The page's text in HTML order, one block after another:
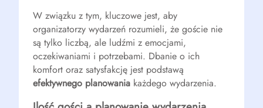
W związku z tym, kluczowe jest, aby
organizatorzy wydarzeń rozumieli, że goście nie
są tylko liczbą, ale ludźmi z emocjami,
oczekiwaniami i potrzebami. Dbanie o ich
komfort oraz satysfakcję jest podstawą
efektywnego planowania każdego wydarzenia.